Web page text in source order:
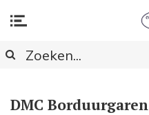
DMC Borduurgaren